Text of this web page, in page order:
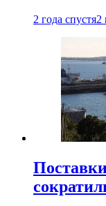
2 года спустя2